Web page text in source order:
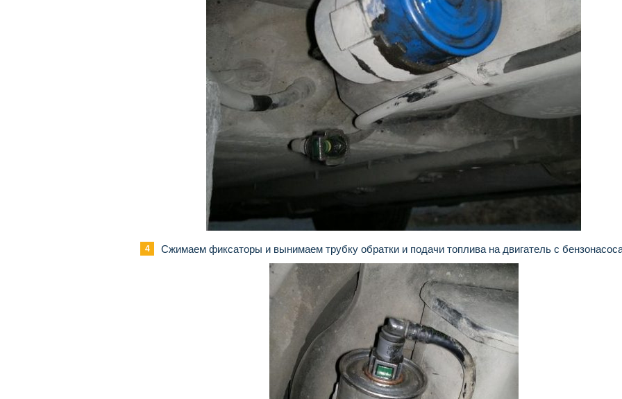
Сжимаем фиксаторы и вынимаем трубку обратки и подачи топлива на двигатель с